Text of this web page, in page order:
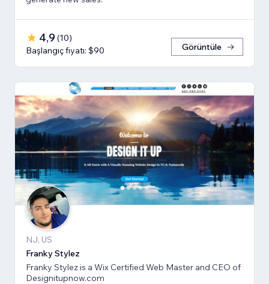
4,9 (10)
Başlangıç fiyatı: $90
Görüntüle
NJ, US
Franky Stylez
Franky Stylez is a Wix Certified Web Master and CEO of
Designitupnow.com